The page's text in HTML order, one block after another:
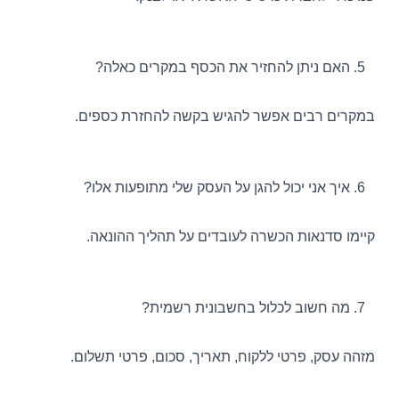
האם ניתן להחזיר את הכסף במקרים כאלה?
במקרים רבים אפשר להגיש בקשה להחזרת כספים.
איך אני יכול להגן על העסק שלי מתופעות אלו?
קיימו סדנאות הכשרה לעובדים על תהליך ההונאה.
מה חשוב לכלול בחשבונית רשמית?
מזהה עסק, פרטי ללקוח, תאריך, סכום, פרטי תשלום.